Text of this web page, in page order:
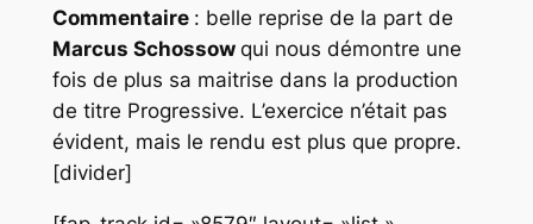
Commentaire : belle reprise de la part de
Marcus Schossow qui nous démontre une
fois de plus sa maitrise dans la production
de titre Progressive. L’exercice n’était pas
évident, mais le rendu est plus que propre.
[divider]